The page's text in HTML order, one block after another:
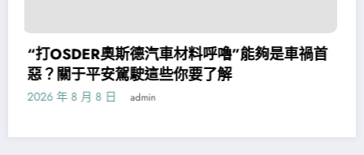
是車禍首 4月4日秀傳醫院健檢項目生肖運程
2026 年 8 月 8 日